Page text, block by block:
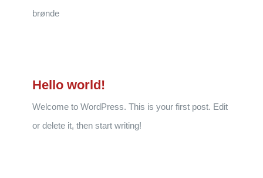
brønde
Hello world!
Welcome to WordPress. This is your first post. Edit
or delete it, then start writing!